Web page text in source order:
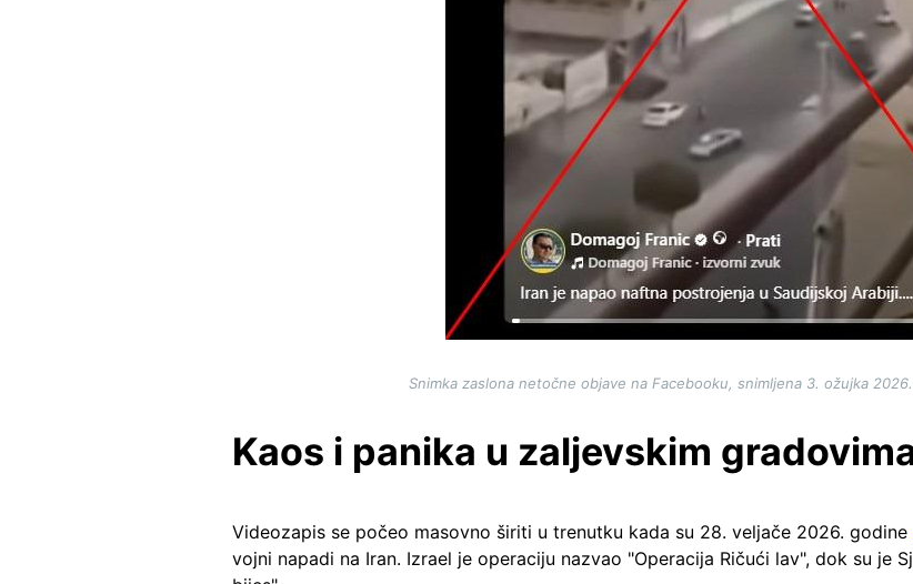
Snimka zaslona netočne objave na Facebooku, snimljena 3. ožujka
Kaos i panika u zaljevskim
Videozapis se počeo masovno širiti u trenutku kada su 28. veljače 2026. godine
vojni napadi na Iran. Izrael je operaciju nazvao "Operacija Ričući lav", dok su je